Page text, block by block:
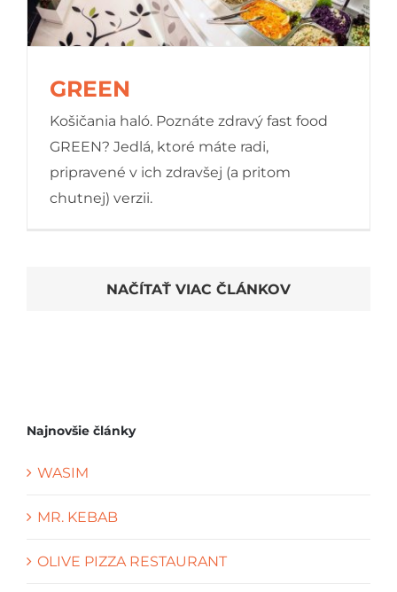
GREEN
Košičania haló. Poznáte zdravý fast food
GREEN? Jedlá, ktoré máte radi,
pripravené v ich zdravšej (a pritom
chutnej) verzii.
NAČÍTAŤ VIAC ČLÁNKOV
Najnovšie články
WASIM
MR. KEBAB
OLIVE PIZZA RESTAURANT